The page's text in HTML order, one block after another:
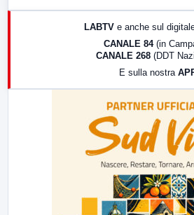
LABTV e anche sul
CANALE 84 (in
CANALE 268 (DDT
E sulla nostra